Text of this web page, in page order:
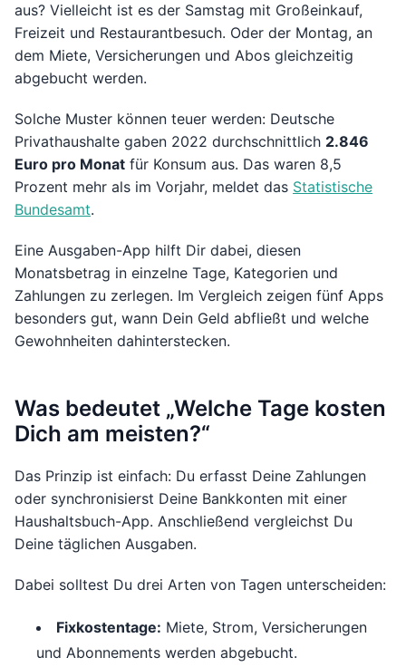
aus? Vielleicht ist es der Samstag mit Großeinkauf,
Freizeit und Restaurantbesuch. Oder der Montag, an
dem Miete, Versicherungen und Abos gleichzeitig
abgebucht werden.
Solche Muster können teuer werden: Deutsche
Privathaushalte gaben 2022 durchschnittlich 2.846
Euro pro Monat für Konsum aus. Das waren 8,5
Prozent mehr als im Vorjahr, meldet das Statistische
Bundesamt.
Eine Ausgaben-App hilft Dir dabei, diesen
Monatsbetrag in einzelne Tage, Kategorien und
Zahlungen zu zerlegen. Im Vergleich zeigen fünf Apps
besonders gut, wann Dein Geld abfließt und welche
Gewohnheiten dahinterstecken.
Was bedeutet „Welche Tage kosten
Dich am meisten?“
Das Prinzip ist einfach: Du erfasst Deine Zahlungen
oder synchronisierst Deine Bankkonten mit einer
Haushaltsbuch-App. Anschließend vergleichst Du
Deine täglichen Ausgaben.
Dabei solltest Du drei Arten von Tagen unterscheiden:
Fixkostentage: Miete, Strom, Versicherungen
und Abonnements werden abgebucht.